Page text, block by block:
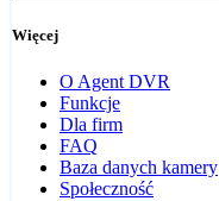
Więcej
O Agent DVR
Funkcje
Dla firm
FAQ
Baza danych kamery
Społeczność